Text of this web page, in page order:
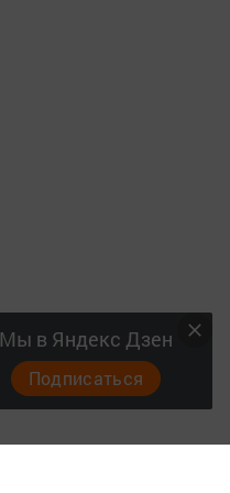
Мы в Яндекс Дзен
Подписаться